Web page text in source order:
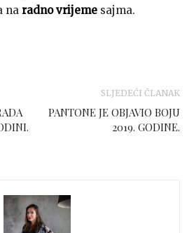
na radno vrijeme sajma.
SLJEDEĆI ČLANAK
PANTONE JE OBJAVIO BOJU
2019. GODINE.